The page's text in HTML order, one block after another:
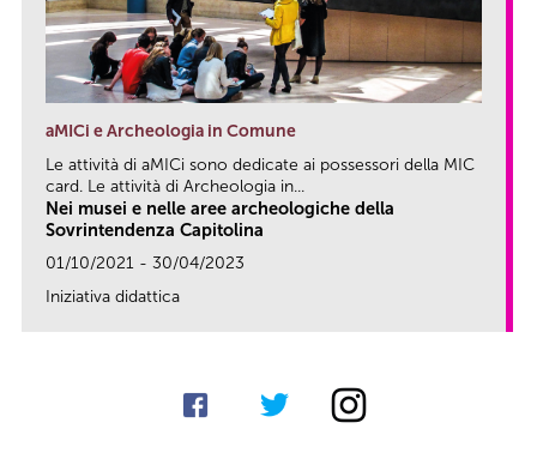
aMICi e Archeologia in Comune
Le attività di aMICi sono dedicate ai possessori della MIC
card. Le attività di Archeologia in...
Nei musei e nelle aree archeologiche della
Sovrintendenza Capitolina
01/10/2021 - 30/04/2023
Iniziativa didattica